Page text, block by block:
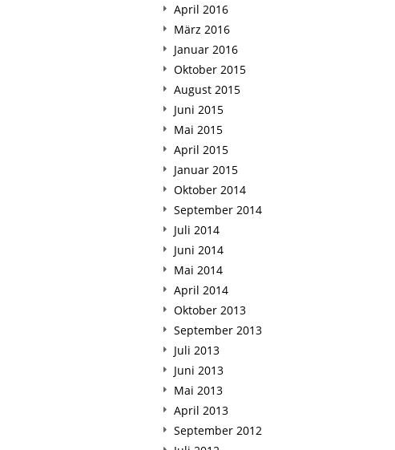
April 2016
März 2016
Januar 2016
Oktober 2015
August 2015
Juni 2015
Mai 2015
April 2015
Januar 2015
Oktober 2014
September 2014
Juli 2014
Juni 2014
Mai 2014
April 2014
Oktober 2013
September 2013
Juli 2013
Juni 2013
Mai 2013
April 2013
September 2012